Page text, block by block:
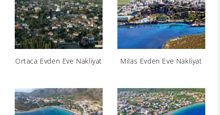
Ortaca Evden Eve Nakliyat Milas Evden Eve Nakliyat